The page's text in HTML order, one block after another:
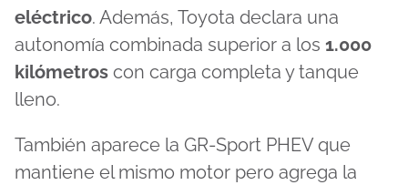
eléctrico. Además, Toyota declara una
autonomía combinada superior a los 1.000
kilómetros con carga completa y tanque
lleno.
También aparece la GR-Sport PHEV que
mantiene el mismo motor pero agrega la